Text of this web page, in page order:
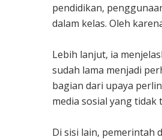
pendidikan,
dalam kelas. Oleh
Lebih lanjut, ia
sudah lama menjadi
bagian dari upaya
media sosial yang
Di sisi lain, pemerintah